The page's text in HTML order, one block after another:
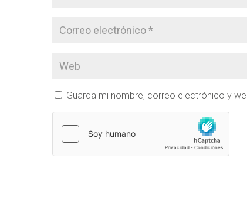
Guarda mi nombre, correo electrónico y